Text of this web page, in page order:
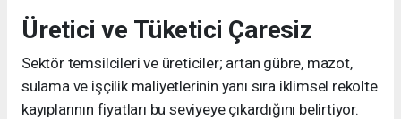
Üretici ve Tüketici Çaresiz
Sektör temsilcileri ve üreticiler; artan gübre, mazot,
sulama ve işçilik maliyetlerinin yanı sıra iklimsel rekolte
kayıplarının fiyatları bu seviyeye çıkardığını belirtiyor.